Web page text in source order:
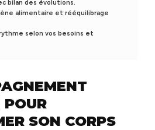
bilan des évolutions.
alimentaire et rééquilibrage
selon vos besoins et
POUR
SON CORPS